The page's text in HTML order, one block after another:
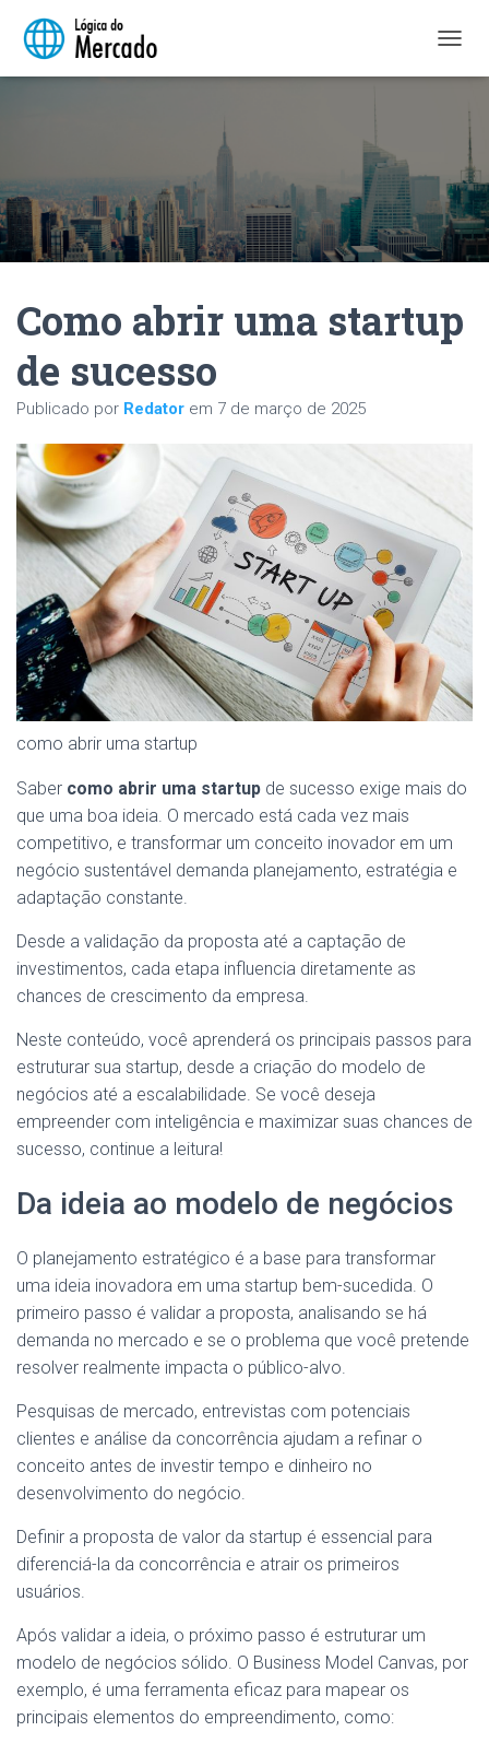
L
A
R
N
A
V
A
Ç
Como abrir uma startup
de sucesso
Publicado por Redator em 7 de março de 2025
como abrir uma startup
Saber como abrir uma startup de sucesso exige mais do
que uma boa ideia. O mercado está cada vez mais
competitivo, e transformar um conceito inovador em um
negócio sustentável demanda planejamento, estratégia e
adaptação constante.
Desde a validação da proposta até a captação de
investimentos, cada etapa influencia diretamente as
chances de crescimento da empresa.
Neste conteúdo, você aprenderá os principais passos para
estruturar sua startup, desde a criação do modelo de
negócios até a escalabilidade. Se você deseja
empreender com inteligência e maximizar suas chances de
sucesso, continue a leitura!
Da ideia ao modelo de negócios
O planejamento estratégico é a base para transformar
uma ideia inovadora em uma startup bem-sucedida. O
primeiro passo é validar a proposta, analisando se há
demanda no mercado e se o problema que você pretende
resolver realmente impacta o público-alvo.
Pesquisas de mercado, entrevistas com potenciais
clientes e análise da concorrência ajudam a refinar o
conceito antes de investir tempo e dinheiro no
desenvolvimento do negócio.
Definir a proposta de valor da startup é essencial para
diferenciá-la da concorrência e atrair os primeiros
usuários.
Após validar a ideia, o próximo passo é estruturar um
modelo de negócios sólido. O Business Model Canvas, por
exemplo, é uma ferramenta eficaz para mapear os
principais elementos do empreendimento, como: